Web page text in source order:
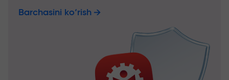
Barchasini ko‘rish